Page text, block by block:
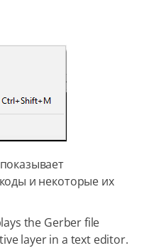
и некоторые их
the Gerber file
layer in a text editor.